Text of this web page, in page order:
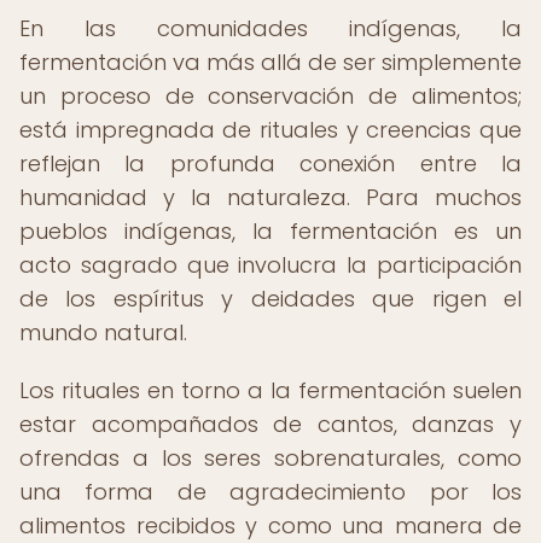
En las comunidades indígenas, la
fermentación va más allá de ser simplemente
un proceso de conservación de alimentos;
está impregnada de rituales y creencias que
reflejan la profunda conexión entre la
humanidad y la naturaleza. Para muchos
pueblos indígenas, la fermentación es un
acto sagrado que involucra la participación
de los espíritus y deidades que rigen el
mundo natural.
Los rituales en torno a la fermentación suelen
estar acompañados de cantos, danzas y
ofrendas a los seres sobrenaturales, como
una forma de agradecimiento por los
alimentos recibidos y como una manera de